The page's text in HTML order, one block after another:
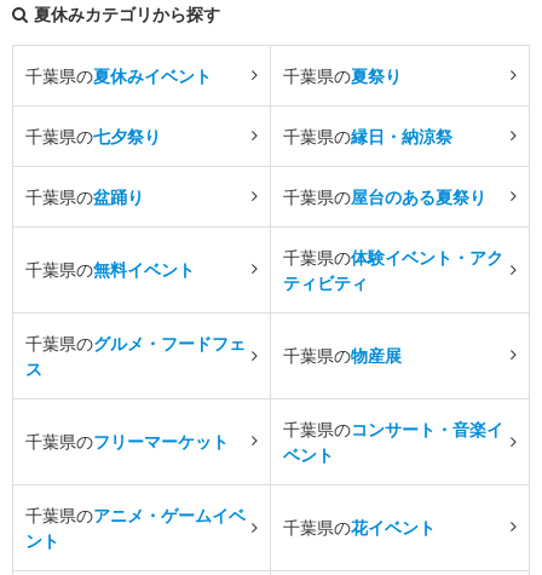
夏休みカテゴリから探す
千葉県の夏休みイベント 千葉県の夏祭り
千葉県の七夕祭り 千葉県の縁日・納涼祭
千葉県の盆踊り 千葉県の屋台のある夏祭り
千葉県の無料イベント
千葉県の体験イベント・アク
ティビティ
千葉県のグルメ・フードフェ
ス
千葉県の物産展
千葉県のフリーマーケット
千葉県のコンサート・音楽イ
ベント
千葉県のアニメ・ゲームイベ
ント
千葉県の花イベント